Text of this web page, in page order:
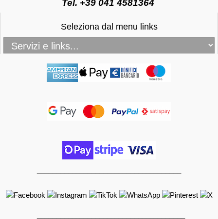
Tel. +39 041 4581364
Seleziona dal menu links